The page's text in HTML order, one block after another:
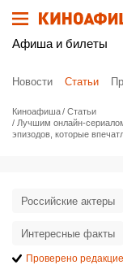
Афиша и билеты
Новости Статьи
Киноафиша
Статьи
Лучшим онлайн-
эпизодов, которые
Российские актеры
Интересные факты
Проверено